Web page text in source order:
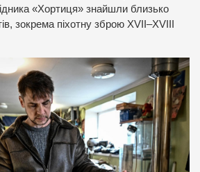
«Хортиця» знайшли близько
зокрема піхотну зброю XVII–XVIII